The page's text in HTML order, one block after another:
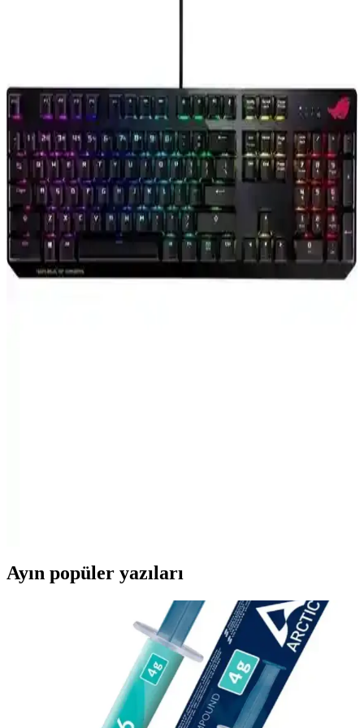
özellikleri ve dayanıklı yapısıyla ev ve ofis kullanımına uygun.
A4Tech FBK25 Q ve Logitech K380s Pebble Keys 2
Karşılaştırması: Özellikler ve Kullanıcı Yorumları
İki popüler kablosuz klavye modeli A4Tech FBK25 Q ve Logitech
K380s Pebble Keys 2'nin özellikleri, kullanıcı deneyimleri ve
performansları detaylı şekilde karşılaştırıldı.
Claw's Luma LCD Logo Ekran ve Acer Emachines
EAK810 Karşılaştırması
Claw's Luma LCD Logo Ekran ve Acer Emachines EAK810, farklı
Ayın popüler yazıları